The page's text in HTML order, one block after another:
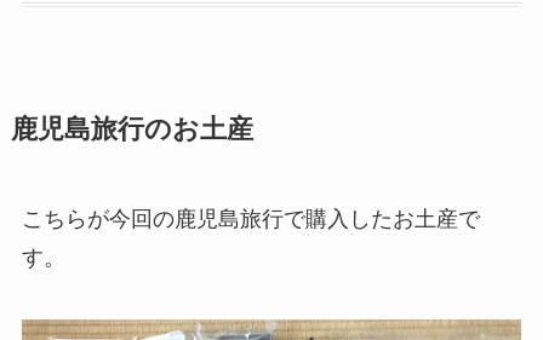
鹿児島旅行のお土産
こちらが今回の鹿児島旅行で購入したお土産で
す。